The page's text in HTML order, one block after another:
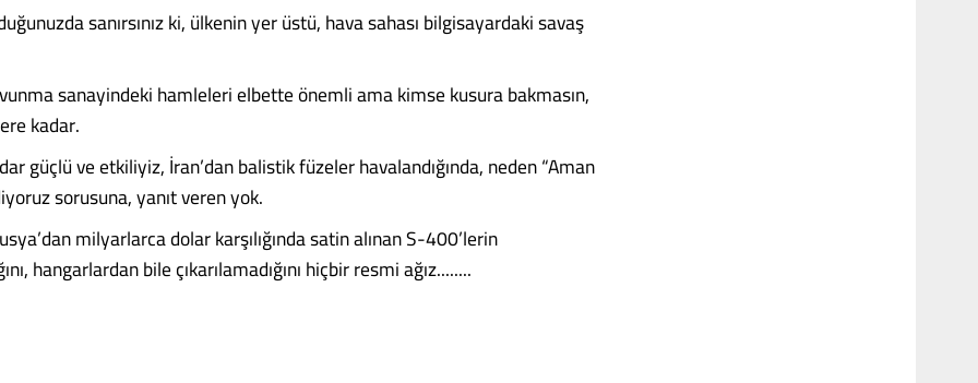
sanırsınız ki, ülkenin yer üstü, hava sahası bilgisayardaki savaş
sanayindeki hamleleri elbette önemli ama kimse kusura bakmasın,
kadar.
güçlü ve etkiliyiz, İran’dan balistik füzeler havalandığında, neden “Aman
sorusuna, yanıt veren yok.
milyarlarca dolar karşılığında satin alınan S-400’lerin
hangarlardan bile çıkarılamadığını hiçbir resmi ağız........